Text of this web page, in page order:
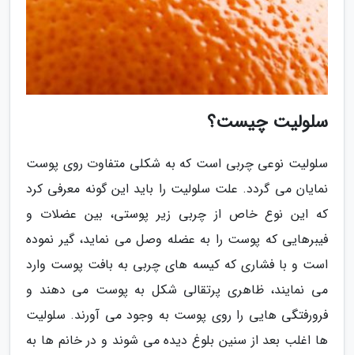
سلولیت چیست؟
سلولیت نوعی چربی است که به شکلی متفاوت روی پوست
نمایان می گردد. علت سلولیت را باید این گونه معرفی کرد
که این نوع خاص از چربی زیر پوستی، بین عضلات و
فیبرهایی که پوست را به عضله وصل می نماید، گیر نموده
است و با فشاری که کیسه های چربی به بافت پوست وارد
می نمایند، ظاهری پرتقالی شکل به پوست می دهند و
فرورفتگی هایی را روی پوست به وجود می آورند. سلولیت
ها اغلب بعد از سنین بلوغ دیده می شوند و در خانم ها به